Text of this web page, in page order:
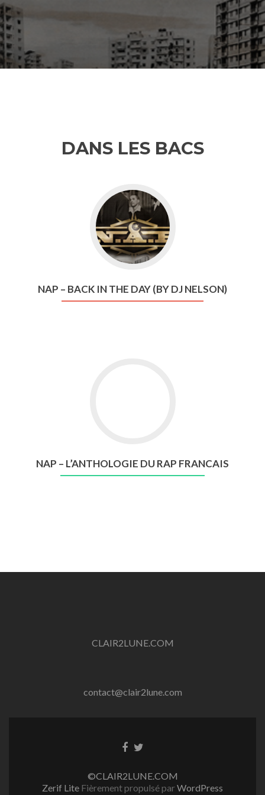
DANS LES BACS
NAP – BACK IN THE DAY (BY DJ NELSON)
NAP – L’ANTHOLOGIE DU RAP FRANCAIS
CLAIR2LUNE.COM
contact@clair2lune.com
©CLAIR2LUNE.COM
Zerif Lite Fièrement propulsé parWordPress